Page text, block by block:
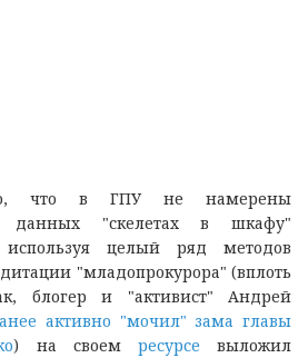
что в ГПУ не намерены
данных "скелетах в шкафу"
целый ряд методов
"младопрокурора" (вплоть
блогер и "активист" Андрей
активно "мочил" зама главы
) на своем ресурсе выложил